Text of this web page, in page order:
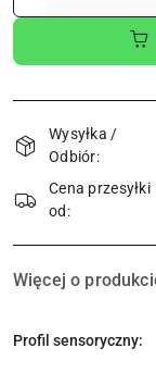
Dostępność
i
dostawa
Wysyłka /
Odbiór:
Cena przesyłki
od:
Więcej o
Profil sensoryczny: